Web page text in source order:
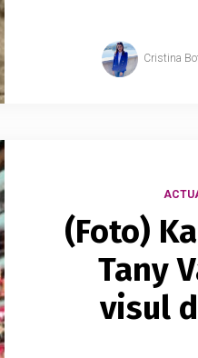
Cristina
(Foto)
Tany
visul